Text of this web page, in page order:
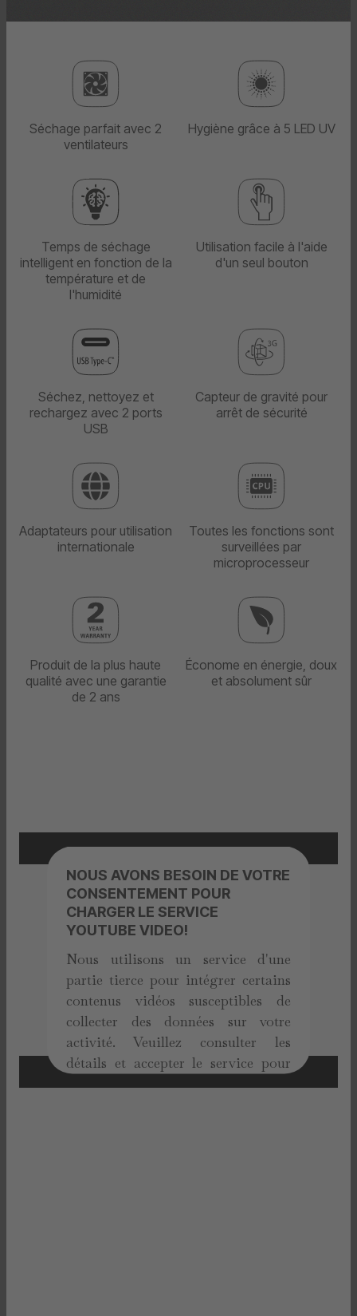
Séchage parfait avec 2
ventilateurs
Hygiène grâce à 5 LED UV
Temps de séchage
intelligent en fonction de la
température et de
l'humidité
Utilisation facile à l'aide
d'un seul bouton
Séchez, nettoyez et
rechargez avec 2 ports
USB
Capteur de gravité pour
arrêt de sécurité
Adaptateurs pour utilisation
internationale
Toutes les fonctions sont
surveillées par
microprocesseur
Produit de la plus haute
qualité avec une garantie
de 2 ans
Économe en énergie, doux
et absolument sûr
NOUS AVONS BESOIN DE VOTRE
CONSENTEMENT POUR
CHARGER LE SERVICE
YOUTUBE VIDEO!
Nous utilisons un service d'une
partie tierce pour intégrer certains
contenus vidéos susceptibles de
collecter des données sur votre
activité. Veuillez consulter les
détails et accepter le service pour
regarder cette vidéo.